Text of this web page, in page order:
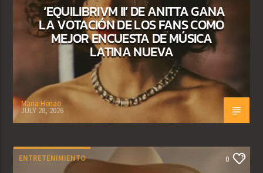
‘EQUILIBRIVM II’ DE ANITTA GANA
LA VOTACIÓN DE LOS FANS COMO
MEJOR ENCUESTA DE MÚSICA
LATINA NUEVA
Maria Henao
JULY 28, 2026
ENTRETENIMIENTO 0